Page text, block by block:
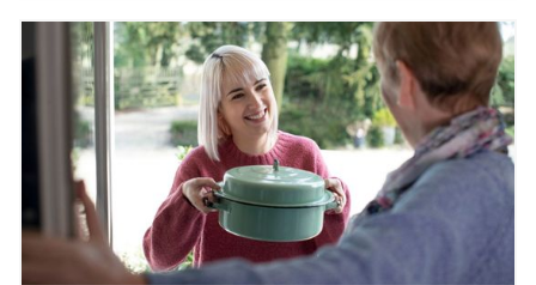
Suomen innokkaimmat ja toisaalta maltillisimmat
lottoajat.